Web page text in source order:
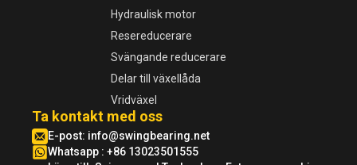
Hydraulisk motor
Resereducerare
Svängande reducerare
Delar till växellåda
Vridväxel
Ta kontakt med oss
E-post: info@swingbearing.net
Whatsapp : +86 13023501555